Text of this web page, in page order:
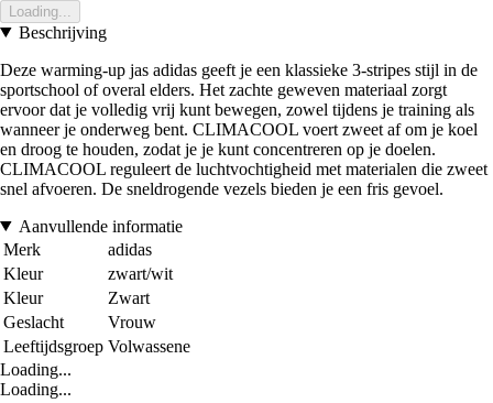
Loading...
Beschrijving
Deze warming-up jas adidas geeft je een klassieke 3-stripes stijl in de
sportschool of overal elders. Het zachte geweven materiaal zorgt
ervoor dat je volledig vrij kunt bewegen, zowel tijdens je training als
wanneer je onderweg bent. CLIMACOOL voert zweet af om je koel
en droog te houden, zodat je je kunt concentreren op je doelen.
CLIMACOOL reguleert de luchtvochtigheid met materialen die zweet
snel afvoeren. De sneldrogende vezels bieden je een fris gevoel.
Aanvullende informatie
Merk
adidas
Kleur
zwart/wit
Kleur
Zwart
Geslacht
Vrouw
Leeftijdsgroep Volwassene
Loading...
Loading...